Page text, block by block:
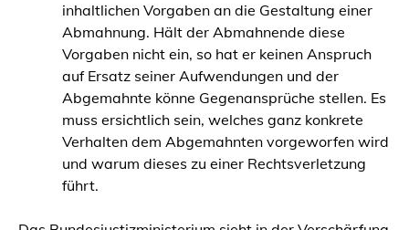
inhaltlichen Vorgaben an die Gestaltung einer
Abmahnung. Hält der Abmahnende diese
Vorgaben nicht ein, so hat er keinen Anspruch
auf Ersatz seiner Aufwendungen und der
Abgemahnte könne Gegenansprüche stellen. Es
muss ersichtlich sein, welches ganz konkrete
Verhalten dem Abgemahnten vorgeworfen wird
und warum dieses zu einer Rechtsverletzung
führt.